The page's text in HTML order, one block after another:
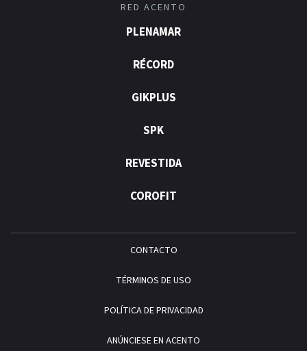
RED ACENTO
PLENAMAR
RÉCORD
GIKPLUS
SPK
REVESTIDA
COROFIT
CONTACTO
TÉRMINOS DE USO
POLÍTICA DE PRIVACIDAD
ANÚNCIESE EN ACENTO